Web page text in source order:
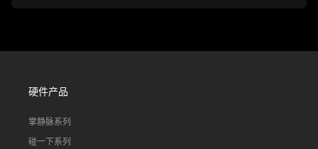
硬件产品
掌静脉系列
碰一下系列